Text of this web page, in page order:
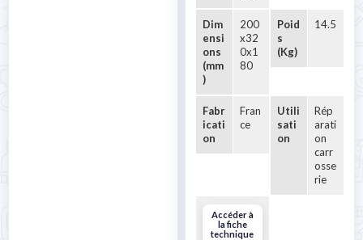
Dim
ensi
ons
(mm
)
200
x32
0x1
80
Poid
s
(Kg)
14.5
Fabr
icati
on
Fran
ce
Utili
sati
on
Rép
arati
on
carr
osse
rie
Accéder à
la fiche
technique